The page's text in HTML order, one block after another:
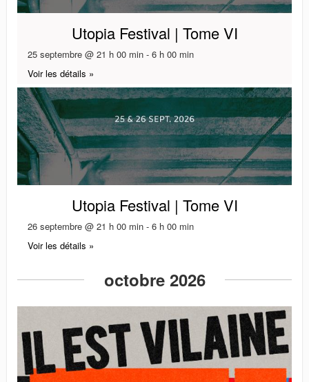
Utopia Festival | Tome VI
25 septembre @ 21 h 00 min - 6 h 00 min
Voir les détails »
Utopia Festival | Tome VI
26 septembre @ 21 h 00 min - 6 h 00 min
Voir les détails »
octobre 2026